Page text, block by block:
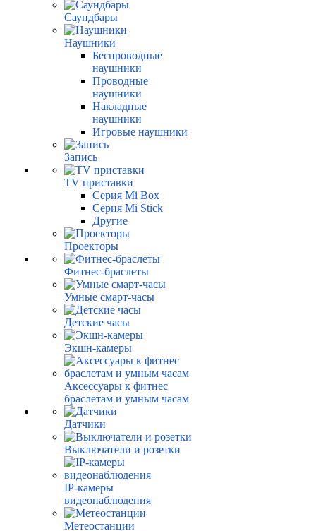
Саундбары
Наушники
Беспроводные
наушники
Проводные
наушники
Накладные
наушники
Игровые наушники
Запись
TV приставки
Серия Mi Box
Серия Mi Stick
Другие
Проекторы
Фитнес-браслеты
Умные смарт-часы
Детские часы
Экшн-камеры
Аксессуары к фитнес
браслетам и умным часам
Датчики
Выключатели и розетки
IP-камеры
видеонаблюдения
Метеостанции